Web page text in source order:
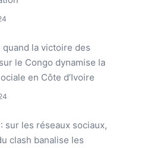
quand la victoire des
le Congo dynamise la
en Côte d’Ivoire
sur les réseaux sociaux,
clash banalise les